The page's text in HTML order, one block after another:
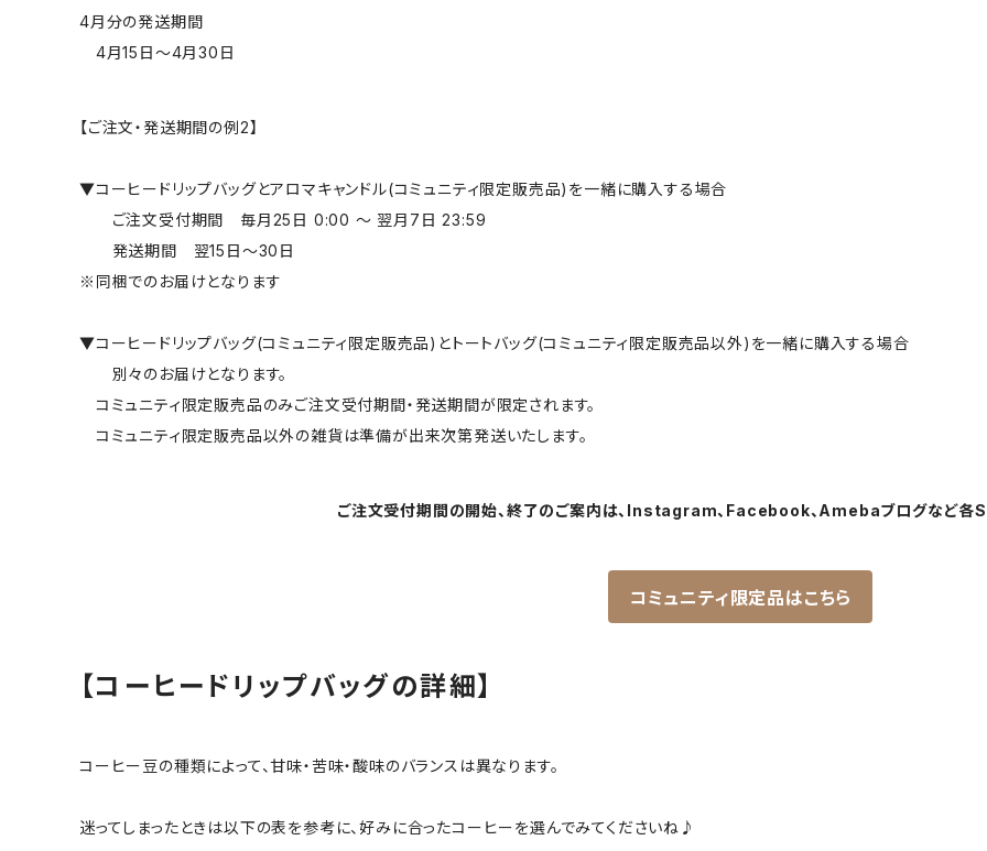
4月分の発送期間
4月15日～4月30日
【ご注文・発送期間の例2】
▼コーヒードリップバッグとアロマキャンドル(コミュニティ限定販売品)を一緒に購入する場合
ご注文受付期間 毎月25日 0:00 ～ 翌月7日 23:59
発送期間 翌15日～30日
※同梱でのお届けとなります
▼コーヒードリップバッグ(コミュニティ限定販売品)とトートバッグ(コミュニティ限定販売品以外)を一緒に購入する場合
別々のお届けとなります。
コミュニティ限定販売品のみご注文受付期間・発送期間が限定されます。
コミュニティ限定販売品以外の雑貨は準備が出来次第発送いたします。
ご注文受付期間の開始、終了のご案内は、Instagram、Facebook、Amebaブログなど各
コミュニティ限定品はこちら
【コーヒードリップバッグの詳細】
コーヒー豆の種類によって、甘味・苦味・酸味のバランスは異なります。
迷ってしまったときは以下の表を参考に、好みに合ったコーヒーを選んでみてくださいね♪